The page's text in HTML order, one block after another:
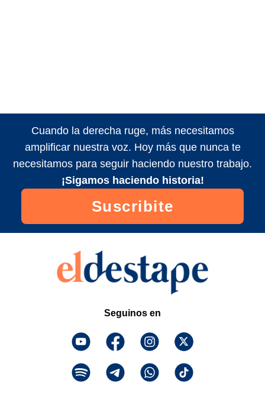
Cuando la derecha ruge, más necesitamos
amplificar nuestra voz. Hoy más que nunca te
necesitamos para seguir haciendo nuestro trabajo.
¡Sigamos haciendo historia!
Suscribite
Seguinos en